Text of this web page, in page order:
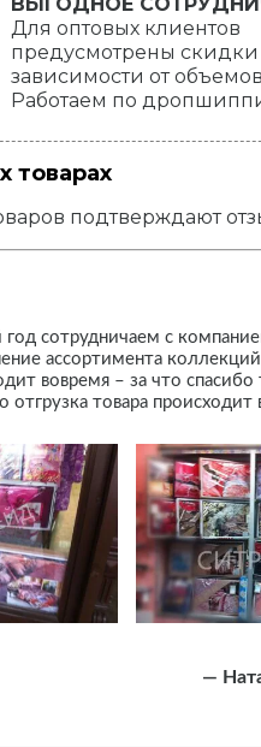
Для оптовых клиентов
предусмотрены скидки
зависимости от
Работаем по
товарах
подтверждают
сотрудничаем с
ассортимента
вовремя – за что
отгрузка товара
—